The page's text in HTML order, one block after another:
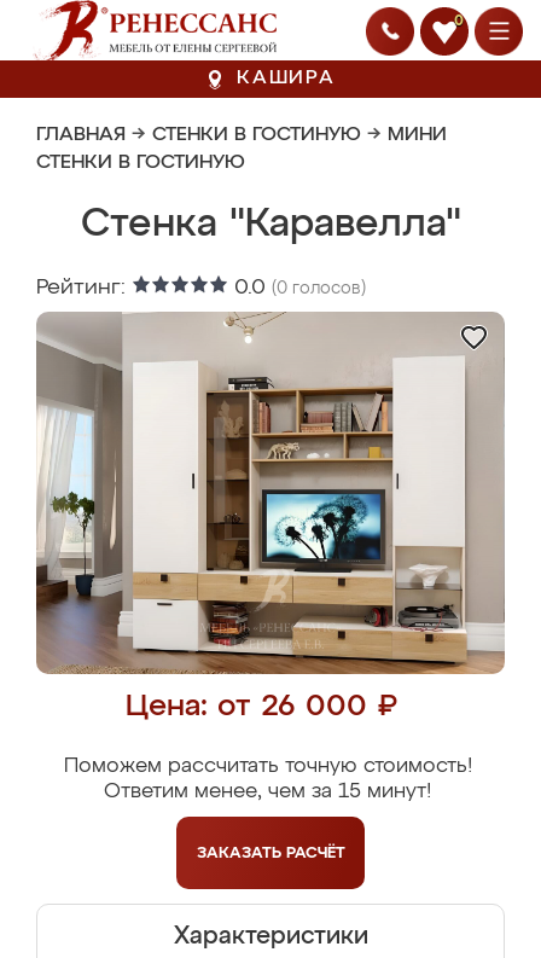
0
КАШИРА
ГЛАВНАЯ → СТЕНКИ В ГОСТИНУЮ → МИНИ
СТЕНКИ В ГОСТИНУЮ
Стенка "Каравелла"
Рейтинг: 0.0 (0 голосов)
Цена: от 26 000 ₽
Поможем рассчитать точную стоимость!
Ответим менее, чем за 15 минут!
ЗАКАЗАТЬ РАСЧЁТ
Характеристики